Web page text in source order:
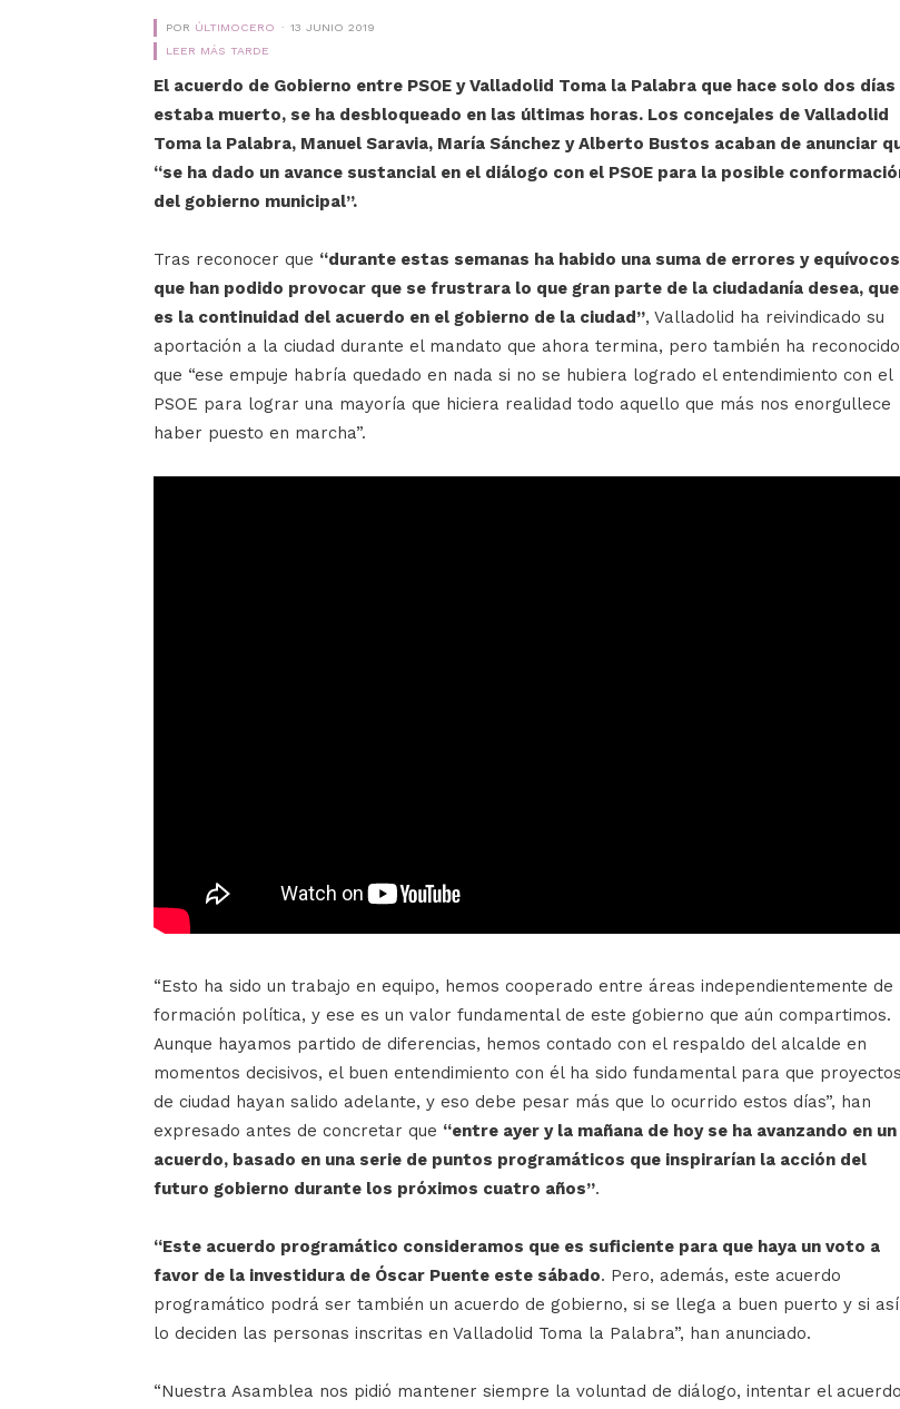
POR ÚLTIMOCERO
13 JUNIO 2019
LEER MÁS TARDE
El acuerdo de Gobierno entre PSOE y Valladolid Toma la Palabra que hace solo dos días
estaba muerto, se ha desbloqueado en las últimas horas. Los concejales de Valladolid
Toma la Palabra, Manuel Saravia, María Sánchez y Alberto Bustos acaban de anunciar
“se ha dado un avance sustancial en el diálogo con el PSOE para la posible
del gobierno municipal”.
Tras reconocer que “durante estas semanas ha habido una suma de errores y equívocos
que han podido provocar que se frustrara lo que gran parte de la ciudadanía desea, que
es la continuidad del acuerdo en el gobierno de la ciudad”, Valladolid ha reivindicado su
aportación a la ciudad durante el mandato que ahora termina, pero también ha reconocido
que “ese empuje habría quedado en nada si no se hubiera logrado el entendimiento con el
PSOE para lograr una mayoría que hiciera realidad todo aquello que más nos enorgullece
haber puesto en marcha”.
“Esto ha sido un trabajo en equipo, hemos cooperado entre áreas independientemente de
formación política, y ese es un valor fundamental de este gobierno que aún compartimos.
Aunque hayamos partido de diferencias, hemos contado con el respaldo del alcalde en
momentos decisivos, el buen entendimiento con él ha sido fundamental para que proyectos
de ciudad hayan salido adelante, y eso debe pesar más que lo ocurrido estos días”, han
expresado antes de concretar que “entre ayer y la mañana de hoy se ha avanzando en un
acuerdo, basado en una serie de puntos programáticos que inspirarían la acción del
futuro gobierno durante los próximos cuatro años”.
“Este acuerdo programático consideramos que es suficiente para que haya un voto a
favor de la investidura de Óscar Puente este sábado. Pero, además, este acuerdo
programático podrá ser también un acuerdo de gobierno, si se llega a buen puerto y si así
lo deciden las personas inscritas en Valladolid Toma la Palabra”, han anunciado.
“Nuestra Asamblea nos pidió mantener siempre la voluntad de diálogo, intentar el acuerdo